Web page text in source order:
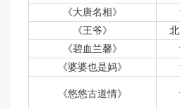
《大唐名相》
《王爷》
《碧血兰馨》
《婆婆也是妈》
《悠悠古道情》